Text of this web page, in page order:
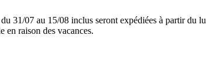
31/07 au 15/08 inclus seront expédiées à partir du
en raison des vacances.